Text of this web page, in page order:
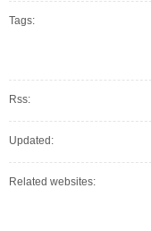
Tags:
Rss:
Updated:
Related websites: